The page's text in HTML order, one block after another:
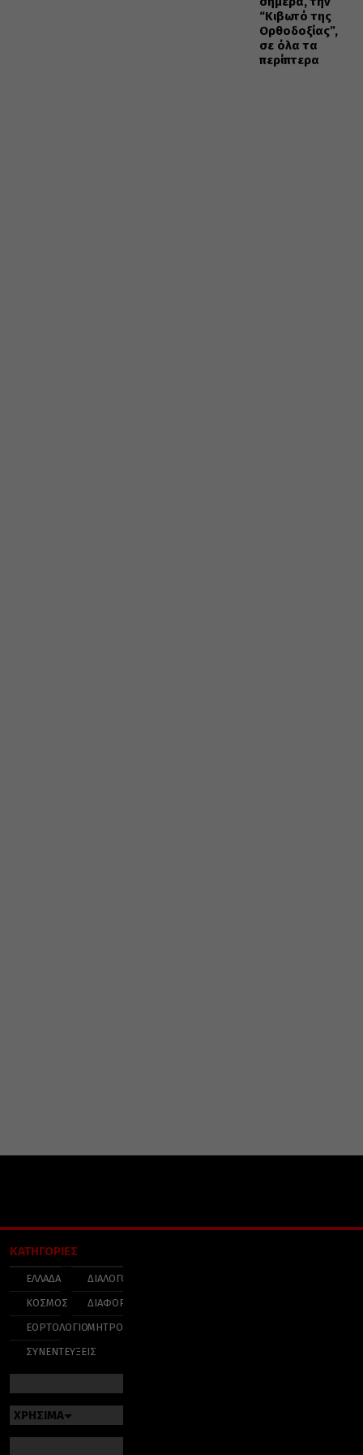
“Κιβωτό της
Ορθοδοξίας”,
σε όλα τα
περίπτερα
ΚΑΤΗΓΟΡΙΕΣ
ΕΛΛΑΔΑ
ΚΟΣΜΟΣ
ΕΟΡΤΟΛΟΓΙΟ
ΣΥΝΕΝΤΕΥΞΕΙΣ
ΔΙΑΛΟΓΟΣ
ΔΙΑΦΟΡΑ
ΜΗΤΡΟΠΟΛΕΙΣ
ΧΡΗΣΙΜΑ